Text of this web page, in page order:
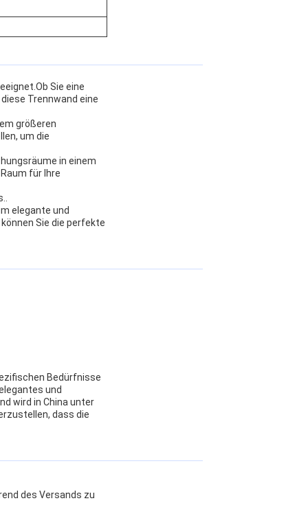
Sie eine
Trennwand eine
größeren
um die
in einem
für Ihre
elegante und
Sie die perfekte
Bedürfnisse
und
wird in China unter
dass die
des Versands zu